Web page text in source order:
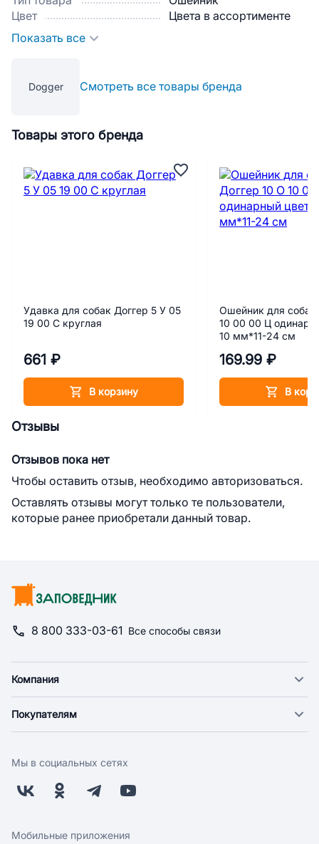
Цвет
Цвета в ассортименте
Показать все
Dogger Смотреть все товары бренда
Товары этого бренда
Удавка для собак Доггер 5 У 05
19 00 С круглая
661 ₽
В корзину
Ошейник для собак
10 00 00 Ц
10 мм*11-24 см
169.99 ₽
В
Отзывы
Отзывов пока нет
Чтобы оставить отзыв, необходимо авторизоваться.
Оставлять отзывы могут только те пользователи,
которые ранее приобретали данный товар.
8 800 333-03-61 Все способы связи
Компания
Новости
Поставщикам
Заводчикам
Обратная связь
Покупателям
Оплата
Бонусная программа
Скидки и акции
Мы в социальных сетях
Мобильные приложения